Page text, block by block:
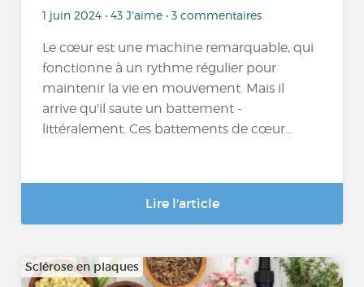
1 juin 2024 • 43 J'aime • 3 commentaires
Le cœur est une machine remarquable, qui
fonctionne à un rythme régulier pour
maintenir la vie en mouvement. Mais il
arrive qu'il saute un battement -
littéralement. Ces battements de cœur...
Lire l'article
Sclérose en plaques